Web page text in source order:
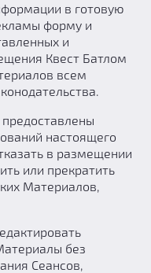
в готовую
форму и
и
Квест Батлом
всем
настоящего
в размещении
или прекратить
Материалов,
без
Сеансов,